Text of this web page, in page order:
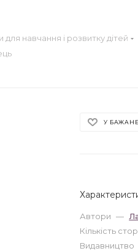
для навчання і розвитку дітей
У БАЖАНЕ
Автори —
Кількість
Видавництво